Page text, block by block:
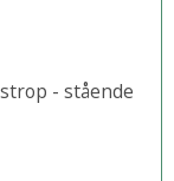
- stående